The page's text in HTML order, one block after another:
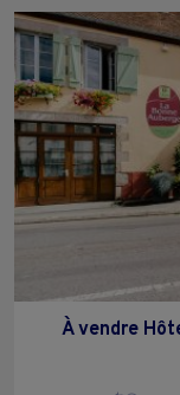
À vendre